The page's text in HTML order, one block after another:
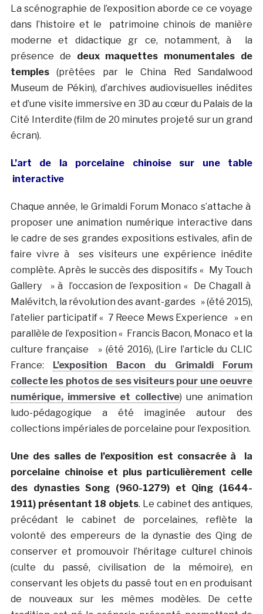
La scénographie de l’exposition aborde ce ce voyage
dans l’histoire et le patrimoine chinois de manière
moderne et didactique gr ce, notamment, à la
présence de deux maquettes monumentales de
temples(prêtées par le China Red Sandalwood
Museum de Pékin), d’archives audiovisuelles inédites
et d’une visite immersive en 3D au cœur du Palais de la
Cité Interdite (film de 20 minutes projeté sur un grand
écran).
L’art de la porcelaine chinoise sur une table
interactive
Chaque année, le Grimaldi Forum Monaco s’attache à
proposer une animation numérique interactive dans
le cadre de ses grandes expositions estivales, afin de
faire vivre à ses visiteurs une expérience inédite
complète. Après le succès des dispositifs « My Touch
Gallery » à l’occasion de l’exposition « De Chagall à
Malévitch, la révolution des avant-gardes » (été 2015),
l’atelier participatif « 7 Reece Mews Experience » en
parallèle de l’exposition « Francis Bacon, Monaco et la
culture française » (été 2016), (Lire l’article du CLIC
France:
L’exposition Bacon du Grimaldi Forum
collecte les photos de ses visiteurs pour une oeuvre
numérique, immersive et collective) une animation
ludo-pédagogique a été imaginée autour des
collections impériales de porcelaine pour l’exposition.
Une des salles de l’exposition est consacrée à la
porcelaine chinoise et plus particulièrement celle
des dynasties Song (960-1279) et Qing (1644-
1911) présentant 18 objets. Le cabinet des antiques,
précédant le cabinet de porcelaines, reflète la
volonté des empereurs de la dynastie des Qing de
conserver et promouvoir l’héritage culturel chinois
(culte du passé, civilisation de la mémoire), en
conservant les objets du passé tout en en produisant
de nouveaux sur les mêmes modèles. De cette